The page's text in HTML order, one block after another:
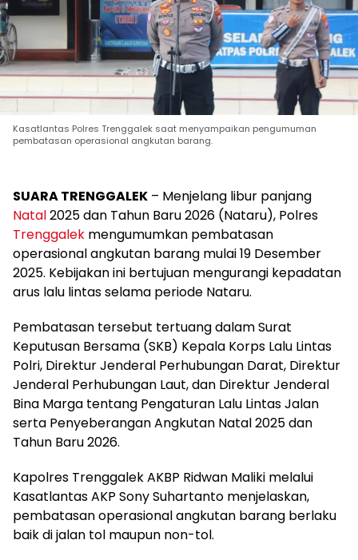
Kasatlantas Polres Trenggalek saat menyampaikan pengumuman
pembatasan operasional angkutan barang.
SUARA TRENGGALEK – Menjelang libur panjang
Natal2025 dan Tahun Baru 2026 (Nataru), Polres
Trenggalek mengumumkan pembatasan
operasional angkutan barang mulai 19 Desember
2025. Kebijakan ini bertujuan mengurangi kepadatan
arus lalu lintas selama periode Nataru.
Pembatasan tersebut tertuang dalam Surat
Keputusan Bersama (SKB) Kepala Korps Lalu Lintas
Polri, Direktur Jenderal Perhubungan Darat, Direktur
Jenderal Perhubungan Laut, dan Direktur Jenderal
Bina Marga tentang Pengaturan Lalu Lintas Jalan
serta Penyeberangan Angkutan Natal 2025 dan
Tahun Baru 2026.
Kapolres Trenggalek AKBP Ridwan Maliki melalui
Kasatlantas AKP Sony Suhartanto menjelaskan,
pembatasan operasional angkutan barang berlaku
baik di jalan tol maupun non-tol.